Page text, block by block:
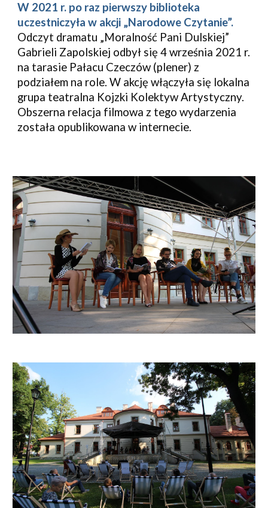
W 2021 r. po raz pierwszy biblioteka
Odczyt dramatu „Moralność Pani Dulskiej”
Gabrieli Zapolskiej odbył się 4 września 2021 r.
na tarasie Pałacu Czeczów (plener) z
podziałem na role. W akcję włączyła się lokalna
grupa teatralna Kojzki Kolektyw Artystyczny.
Obszerna relacja filmowa z tego wydarzenia
została opublikowana w internecie.